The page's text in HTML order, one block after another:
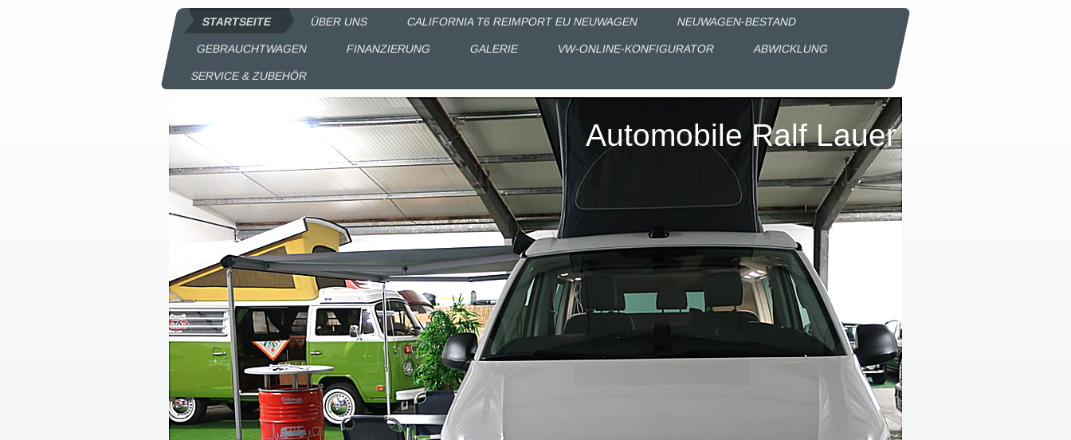
STARTSEITE ÜBER UNS CALIFORNIA T6 REIMPORT EU NEUWAGEN NEUWAGEN-BESTAND
GEBRAUCHTWAGEN FINANZIERUNG GALERIE VW-ONLINE-KONFIGURATOR ABWICKLUNG
SERVICE & ZUBEHÖR
Automobile Ralf Lauer